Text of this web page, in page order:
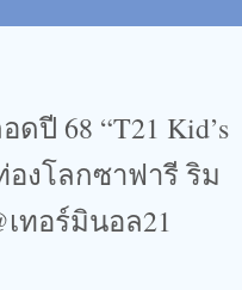
ปี 68 “T21 Kid’s
องโลกซาฟารี ริม
เทอร์มินอล21